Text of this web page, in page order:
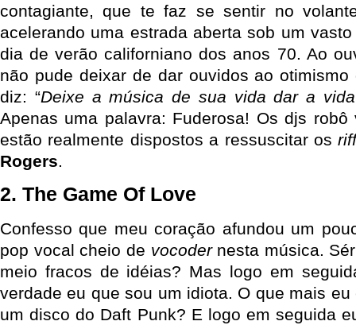
contagiante, que te faz se sentir no
acelerando uma estrada aberta sob um
dia de verão californiano dos anos 70. Ao
não pude deixar de dar ouvidos ao
diz: “Deixe a música de sua vida dar a
Apenas uma palavra: Fuderosa! Os djs
estão realmente dispostos a ressuscitar os
Rogers.
2. The Game Of Love
Confesso que meu coração afundou um
pop vocal cheio de vocodernesta música.
meio fracos de idéias? Mas logo em
verdade eu que sou um idiota. O que mais
um disco do Daft Punk? E logo em seguida